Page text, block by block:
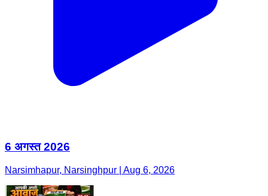
6 अगस्त 2026
Narsimhapur, Narsinghpur | Aug 6, 2026